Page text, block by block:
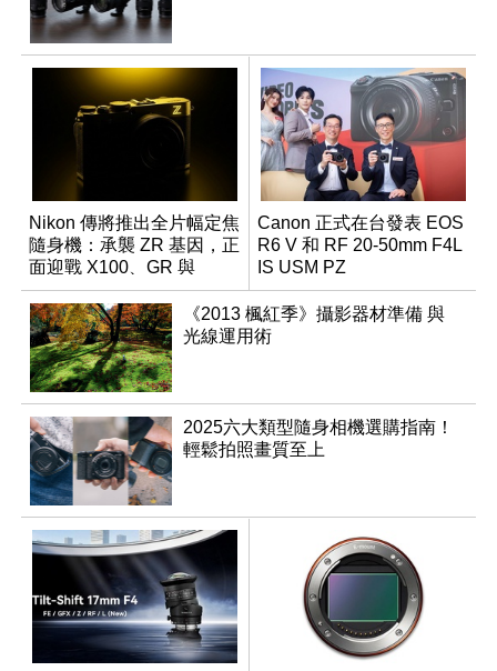
Nikon 傳將推出全片幅定焦
隨身機：承襲 ZR 基因，正
面迎戰 X100、GR 與
RX1R 系列
Canon 正式在台發表 EOS
R6 V 和 RF 20-50mm F4L
IS USM PZ
《2013 楓紅季》攝影器材準備 與
光線運用術
2025六大類型隨身相機選購指南！
輕鬆拍照畫質至上